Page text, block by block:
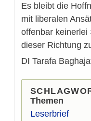
Es bleibt die
mit liberalen
offenbar keinerlei
dieser Richtung
DI Tarafa
Themen
Leserbrief